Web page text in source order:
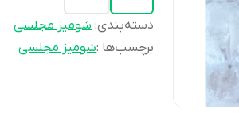
دسته‌بندی:شوميز مجلسى
برچسب‌ها :شومیز مجلسی